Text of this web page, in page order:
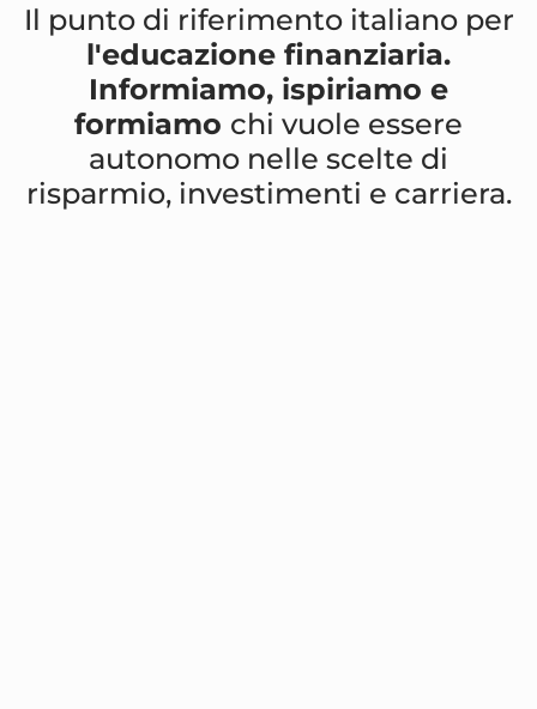
Il punto di riferimento italiano per
l'educazione finanziaria.
Informiamo, ispiriamo e
formiamo chi vuole essere
autonomo nelle scelte di
risparmio, investimenti e carriera.